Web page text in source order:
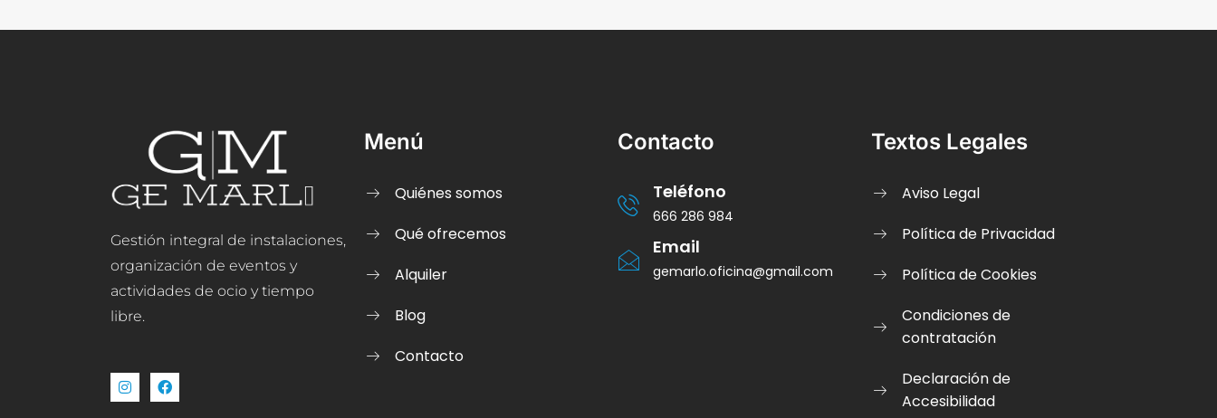
Gestión integral de instalaciones,
organización de eventos y
actividades de ocio y tiempo
libre.
Menú
Quiénes somos
Qué ofrecemos
Alquiler
Blog
Contacto
Contacto
Teléfono
666 286 984
Email
gemarlo.oficina@gmail.com
Textos Legales
Aviso Legal
Política de Privacidad
Política de Cookies
Condiciones de
contratación
Declaración de
Accesibilidad